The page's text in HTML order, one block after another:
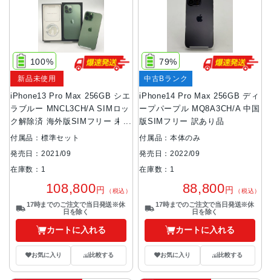
iPhone13 Pro Max 256GB シエ
ラブルー MNCL3CH/A SIMロッ
ク解除済 海外版SIMフリー 未使
用品
100%
新品未使用
付属品：標準セット
発売日：2021/09
在庫数：1
108,800円 （税込）
17時までのご注文で当日発送※休
日を除く
カートに入れる
お気に入り 比較する
iPhone14 Pro Max 256GB ディ
ープパープル MQ8A3CH/A 中国
版SIMフリー 訳あり品
79%
中古Bランク
付属品：本体のみ
発売日：2022/09
在庫数：1
88,800円 （税込）
17時までのご注文で当日発送※休
日を除く
カートに入れる
お気に入り 比較する